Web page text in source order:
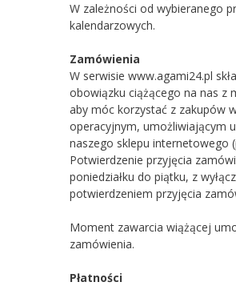
W zależności od wybieranego
kalendarzowych.
Zamówienia
W serwisie www.agami24.pl
obowiązku ciążącego na nas z
aby móc korzystać z zakupów
operacyjnym, umożliwiającym
naszego sklepu internetowego
Potwierdzenie przyjęcia
poniedziałku do piątku, z
potwierdzeniem przyjęcia
Moment zawarcia wiążącej
zamówienia.
Płatności